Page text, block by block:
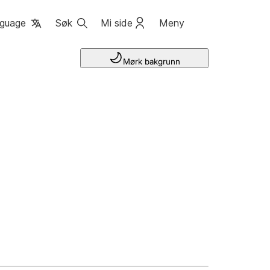
Søk Mi side Meny
Mørk bakgrunn